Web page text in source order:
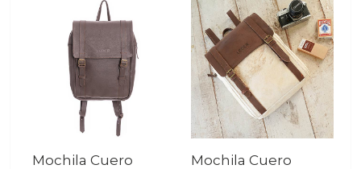
Mochila Cuero
Mochila Cuero